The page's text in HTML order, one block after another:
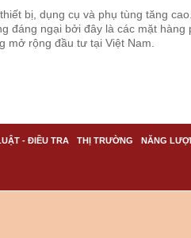
bị, dụng cụ và phụ tùng tăng cao.
đáng ngại bởi đây là các mặt hàng
mở rộng đầu tư tại Việt Nam.
- ĐIỀU TRA THỊ TRƯỜNG NĂNG